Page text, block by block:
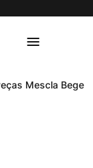
Mescla Bege